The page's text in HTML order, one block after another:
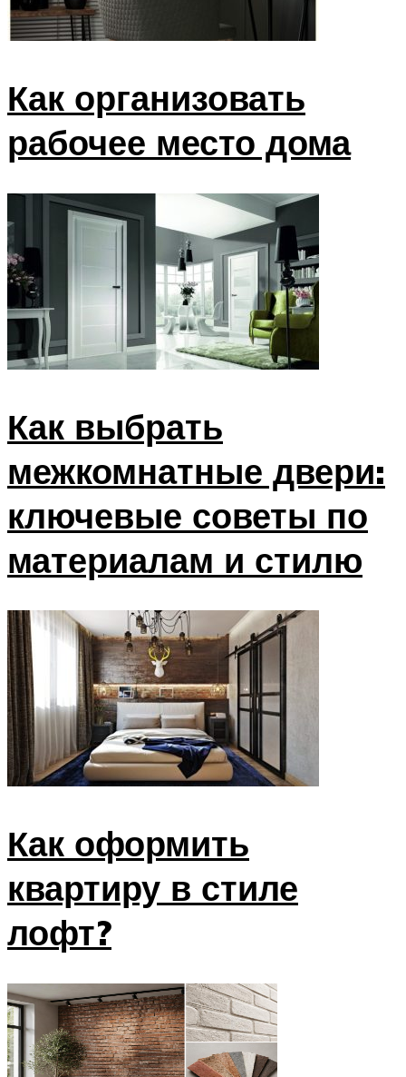
Как организовать
рабочее место дома
Как выбрать
межкомнатные двери:
ключевые советы по
материалам и стилю
Как оформить
квартиру в стиле
лофт?